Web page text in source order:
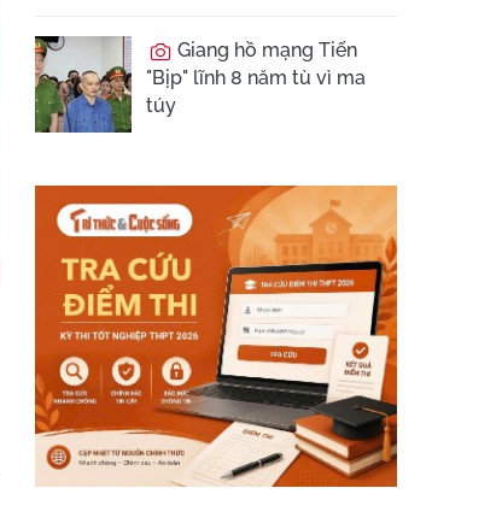
Giang hồ mạng Tiến
"Bịp" lĩnh 8 năm tù vì ma
túy